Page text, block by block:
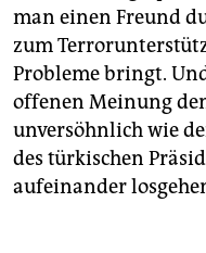
man einen Freund
zum
Probleme bringt.
offenen Meinung
unversöhnlich wie
des türkischen
aufeinander